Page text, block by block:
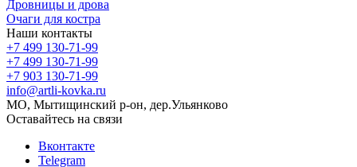
Дровницы и дрова
Очаги для костра
Наши контакты
+7 499 130-71-99
+7 499 130-71-99
+7 903 130-71-99
info@artli-kovka.ru
МО, Мытищинский р-он, дер.Ульянково
Оставайтесь на связи
Вконтакте
Telegram